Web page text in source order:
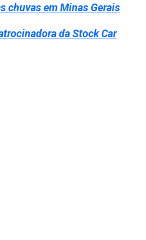
chuvas em Minas Gerais
da Stock Car